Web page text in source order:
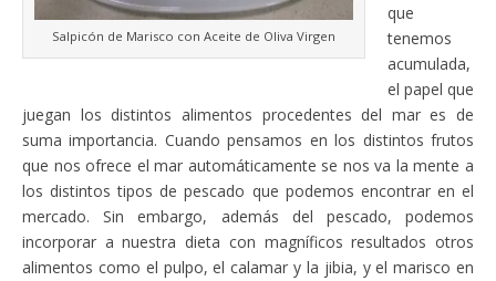
Salpicón de Marisco con Aceite de Oliva Virgen
que
tenemos
acumulada,
el papel que
juegan los distintos alimentos procedentes del mar es de
suma importancia. Cuando pensamos en los distintos frutos
que nos ofrece el mar automáticamente se nos va la mente a
los distintos tipos de pescado que podemos encontrar en el
mercado. Sin embargo, además del pescado, podemos
incorporar a nuestra dieta con magníficos resultados otros
alimentos como el pulpo, el calamar y la jibia, y el marisco en